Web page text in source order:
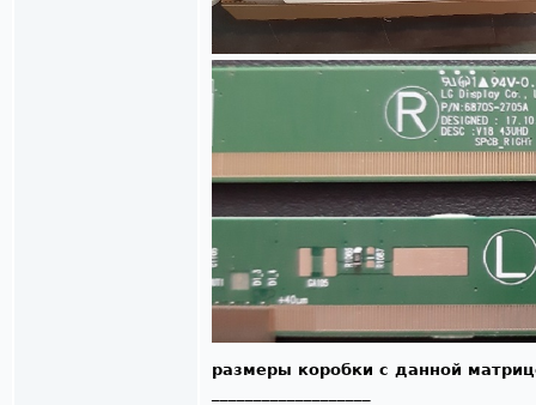
размеры коробки с данной